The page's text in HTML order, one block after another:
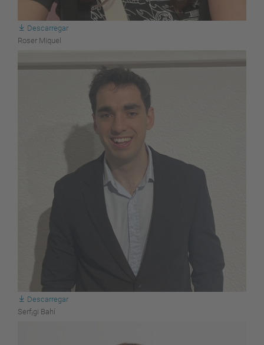
Descarregar
Roser Miquel
Descarregar
Serf¡gi Bahí